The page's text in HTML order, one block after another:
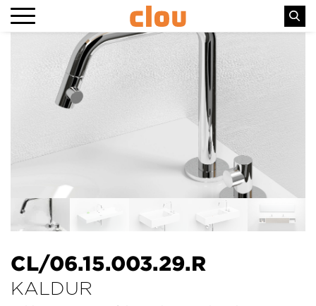
CL/06.15.003.29.R
KALDUR